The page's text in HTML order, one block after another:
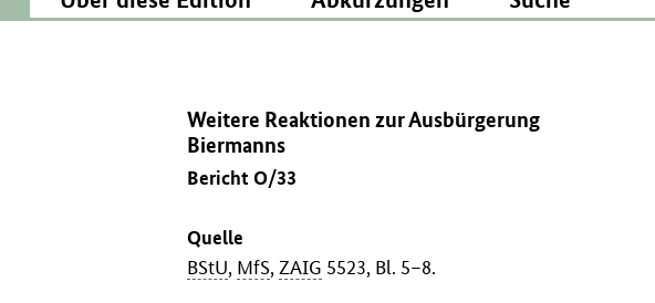
Weitere Reaktionen zur Ausbürgerung
Biermanns
Bericht O/33
Quelle
BStU, MfS,ZAIG 5523, Bl. 5–8.